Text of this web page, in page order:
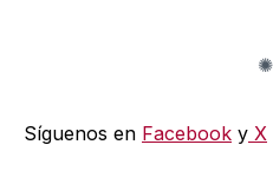
Síguenos en Facebook y X